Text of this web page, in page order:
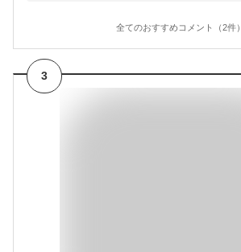
全てのおすすめコメント（2件）
3